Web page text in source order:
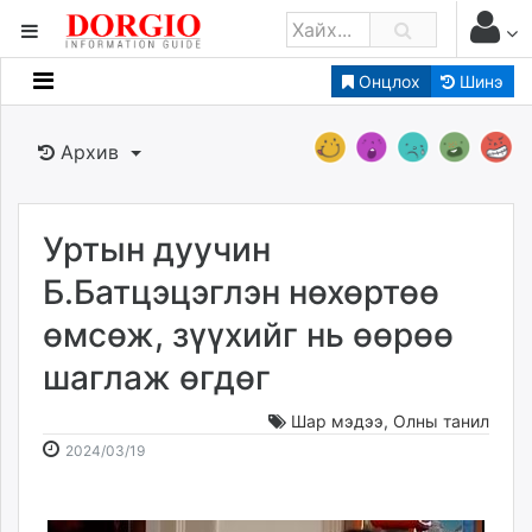
Онцлох Шинэ
Мэдээллийн
Банк санхүү
Бизнес ААН
Төрийн
Нийслэлийн
dorgio.mn
Gogo.mn
news.mn
zindaa.mn
tovch.mn
Архив
Уртын дуучин
Б.Батцэцэглэн нөхөртөө
өмсөж, зүүхийг нь өөрөө
шаглаж өгдөг
Шар мэдээ, Олны танил
2024/03/192024-
2026-